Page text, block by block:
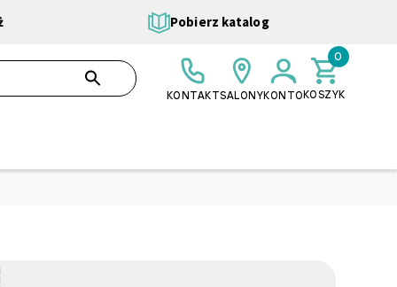
Pobierz katalog
SZUKAJ
KONTAKTSALONYKONTOKOSZYK
0,00 ZŁ
0